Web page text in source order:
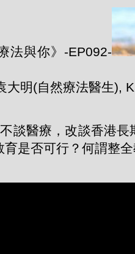
法與你》-EP092-
大明(自然療法醫生),
談醫療，改談香港長
是否可行？何謂整